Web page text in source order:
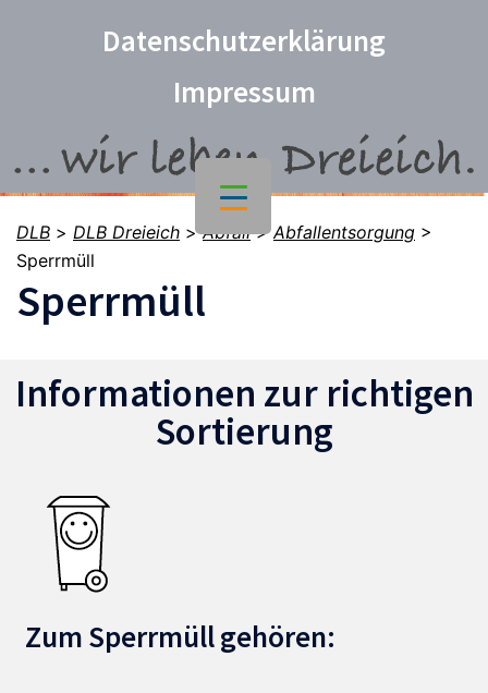
Datenschutzerklärung
Impressum
DLB > DLB Dreieich >Abfall>Abfallentsorgung >
Sperrmüll
Sperrmüll
Informationen zur richtigen
Sortierung
Zum Sperrmüll gehören: